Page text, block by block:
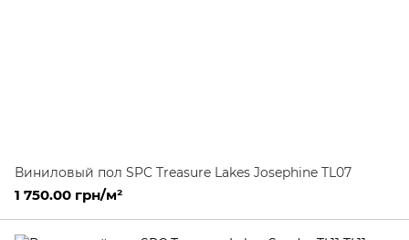
Виниловый пол SPC Treasure Lakes Josephine TL07
1 750.00 грн/м²